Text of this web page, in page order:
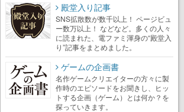
殿堂入り記事
SNS拡散数が数千以上！ ページビュ
ー数万以上！ などなど。多くの人々
に読まれた、電ファミ渾身の“殿堂入
り”記事をまとめました。
ゲームの企画書
名作ゲームクリエイターの方々に製
作時のエピソードをお聞きし、ヒッ
トする企画（ゲーム）とは何か？を
探っていきます。